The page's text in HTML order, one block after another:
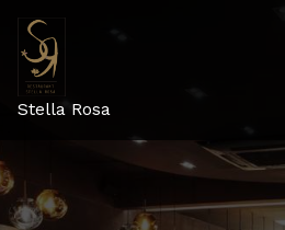
Stella Rosa